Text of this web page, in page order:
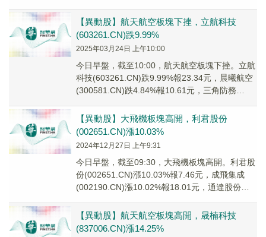
【異動股】航天航空板塊下挫，立航科技
(603261.CN)跌9.99%
2025年03月24日 上午10:00
今日早盤，截至10:00，航天航空板塊下挫。立航
科技(603261.CN)跌9.99%報23.34元，晨曦航空
(300581.CN)跌4.84%報10.61元，三角防務
【異動股】大飛機板塊高開，利君股份
(002651.CN)漲10.03%
2024年12月27日 上午9:31
今日早盤，截至09:30，大飛機板塊高開。利君股
份(002651.CN)漲10.03%報7.46元，成飛集成
(002190.CN)漲10.02%報18.01元，通達股份
【異動股】航天航空板塊高開，晟楠科技
(837006.CN)漲14.25%